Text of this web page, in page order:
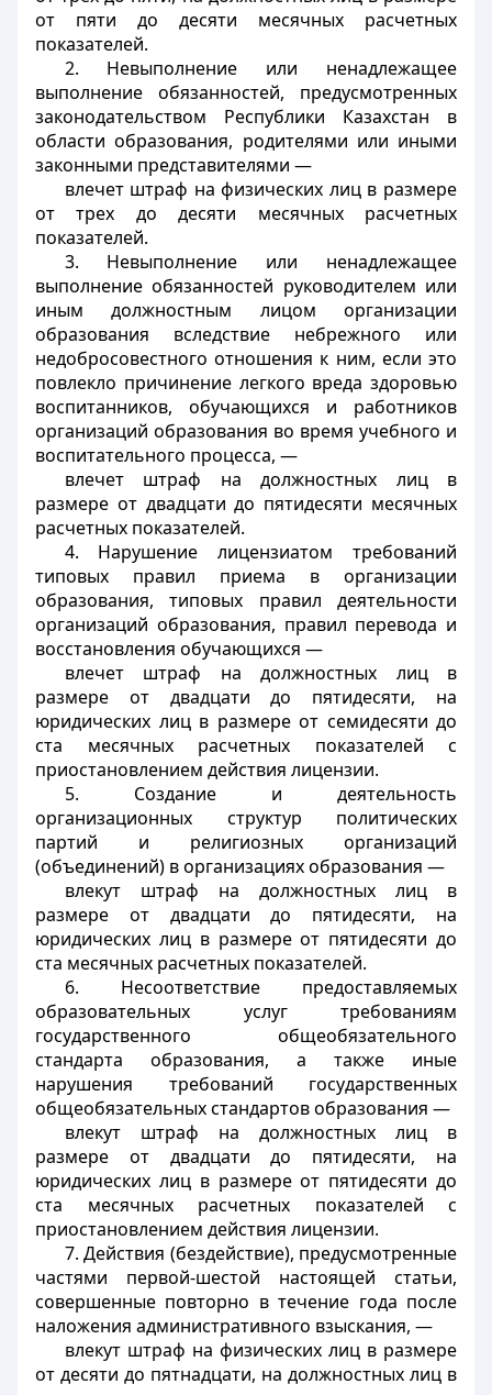
от пяти до десяти месячных расчетных
показателей.
2. Невыполнение или ненадлежащее
выполнение обязанностей, предусмотренных
законодательством Республики Казахстан в
области образования, родителями или иными
законными представителями —
влечет штраф на физических лиц в размере
от трех до десяти месячных расчетных
показателей.
3. Невыполнение или ненадлежащее
выполнение обязанностей руководителем или
иным должностным лицом организации
образования вследствие небрежного или
недобросовестного отношения к ним, если это
повлекло причинение легкого вреда здоровью
воспитанников, обучающихся и работников
организаций образования во время учебного и
воспитательного процесса, —
влечет штраф на должностных лиц в
размере от двадцати до пятидесяти месячных
расчетных показателей.
4. Нарушение лицензиатом требований
типовых правил приема в организации
образования, типовых правил деятельности
организаций образования, правил перевода и
восстановления обучающихся —
влечет штраф на должностных лиц в
размере от двадцати до пятидесяти, на
юридических лиц в размере от семидесяти до
ста месячных расчетных показателей с
приостановлением действия лицензии.
5. Создание и деятельность
организационных структур политических
партий и религиозных организаций
(объединений) в организациях образования —
влекут штраф на должностных лиц в
размере от двадцати до пятидесяти, на
юридических лиц в размере от пятидесяти до
ста месячных расчетных показателей.
6. Несоответствие предоставляемых
образовательных услуг требованиям
государственного общеобязательного
стандарта образования, а также иные
нарушения требований государственных
общеобязательных стандартов образования —
влекут штраф на должностных лиц в
размере от двадцати до пятидесяти, на
юридических лиц в размере от пятидесяти до
ста месячных расчетных показателей с
приостановлением действия лицензии.
7. Действия (бездействие), предусмотренные
частями первой-шестой настоящей статьи,
совершенные повторно в течение года после
наложения административного взыскания, —
влекут штраф на физических лиц в размере
от десяти до пятнадцати, на должностных лиц в